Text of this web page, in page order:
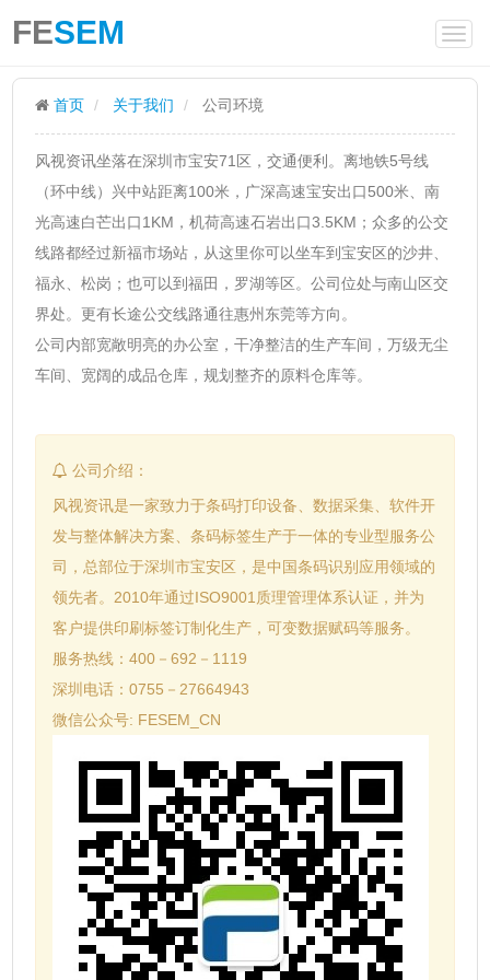
FESEM
首页 关于我们 公司环境
风视资讯坐落在深圳市宝安71区，交通便利。离地铁5号线
（环中线）兴中站距离100米，广深高速宝安出口500米、南
光高速白芒出口1KM，机荷高速石岩出口3.5KM；众多的公交
线路都经过新福市场站，从这里你可以坐车到宝安区的沙井、
福永、松岗；也可以到福田，罗湖等区。公司位处与南山区交
界处。更有长途公交线路通往惠州东莞等方向。
公司内部宽敞明亮的办公室，干净整洁的生产车间，万级无尘
车间、宽阔的成品仓库，规划整齐的原料仓库等。
公司介绍：
风视资讯是一家致力于条码打印设备、数据采集、软件开
发与整体解决方案、条码标签生产于一体的专业型服务公
司，总部位于深圳市宝安区，是中国条码识别应用领域的
领先者。2010年通过ISO9001质理管理体系认证，并为
客户提供印刷标签订制化生产，可变数据赋码等服务。
服务热线：400－692－1119
深圳电话：0755－27664943
微信公众号: FESEM_CN